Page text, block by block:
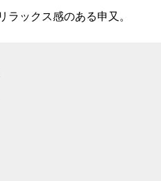
ラックス感のある申又。